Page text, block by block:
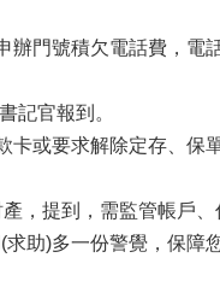
門號積欠電話費，電
記官報到。
或要求解除定存、保
，提到，需監管帳戶
助)多一份警覺，保障